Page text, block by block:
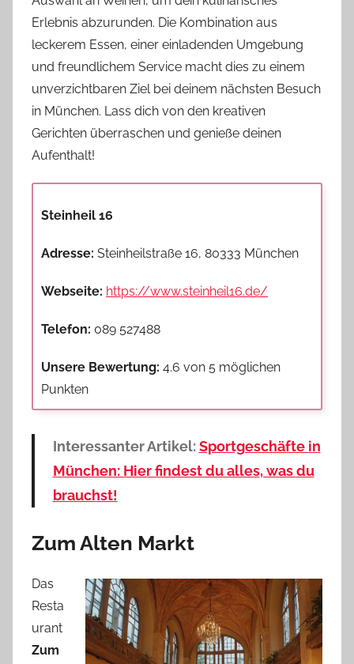
Erlebnis abzurunden. Die Kombination aus
leckerem Essen, einer einladenden Umgebung
und freundlichem Service macht dies zu einem
unverzichtbaren Ziel bei deinem nächsten Besuch
in München. Lass dich von den kreativen
Gerichten überraschen und genieße deinen
Aufenthalt!
Steinheil 16
Adresse: Steinheilstraße 16, 80333 München
Webseite: https://www.steinheil16.de/
Telefon: 089 527488
Unsere Bewertung: 4.6 von 5 möglichen
Punkten
Interessanter Artikel:Sportgeschäfte in
München: Hier findest du alles, was du
brauchst!
Zum Alten Markt
Das
Resta
urant
Zum